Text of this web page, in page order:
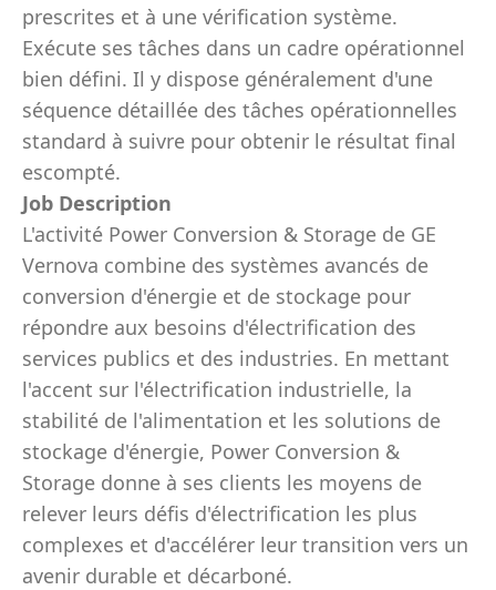
prescrites et à une vérification système.
Exécute ses tâches dans un cadre opérationnel
bien défini. Il y dispose généralement d'une
séquence détaillée des tâches opérationnelles
standard à suivre pour obtenir le résultat final
escompté.
Job Description
L'activité Power Conversion & Storage de GE
Vernova combine des systèmes avancés de
conversion d'énergie et de stockage pour
répondre aux besoins d'électrification des
services publics et des industries. En mettant
l'accent sur l'électrification industrielle, la
stabilité de l'alimentation et les solutions de
stockage d'énergie, Power Conversion &
Storage donne à ses clients les moyens de
relever leurs défis d'électrification les plus
complexes et d'accélérer leur transition vers un
avenir durable et décarboné.